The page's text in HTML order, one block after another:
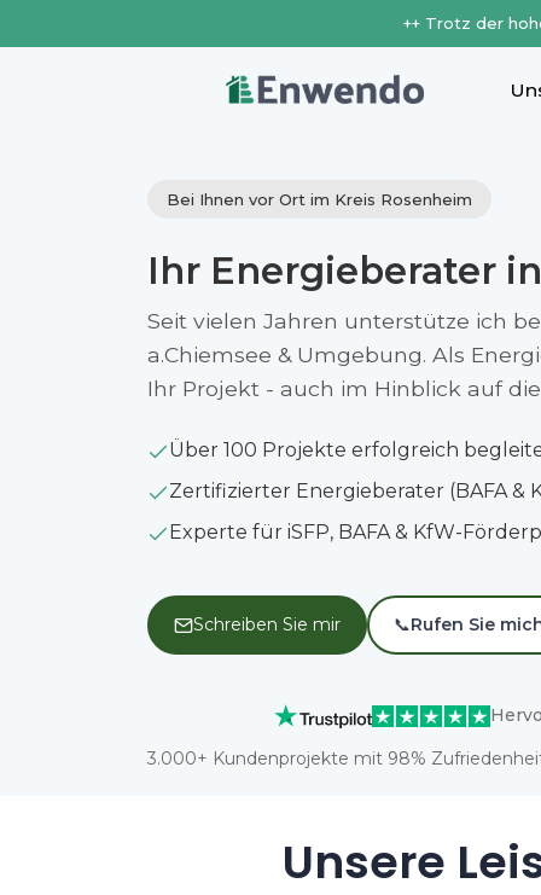
++ Trotz der
Bei Ihnen vor Ort im Kreis Rosenheim
Ihr Energieberater
Seit vielen Jahren unterstütze ich
a.Chiemsee & Umgebung. Als
Ihr Projekt - auch im Hinblick auf
Über 100 Projekte erfolgreich
Zertifizierter Energieberater (BAFA &
Experte für iSFP, BAFA & KfW-
Schreiben Sie mir 📞Rufen Sie
3.000+ Kundenprojekte mit 98%
Unsere